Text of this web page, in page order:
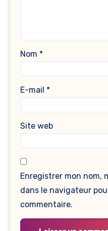
Nom *
E-mail *
Site web
Enregistrer mon nom,
dans le navigateur
commentaire.